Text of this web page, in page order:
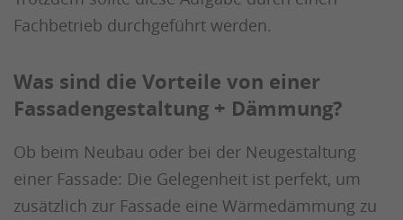
Fachbetrieb durchgeführt werden.
Was sind die Vorteile von einer
Fassadengestaltung + Dämmung?
Ob beim Neubau oder bei der Neugestaltung
einer Fassade: Die Gelegenheit ist perfekt, um
zusätzlich zur Fassade eine Wärmedämmung zu